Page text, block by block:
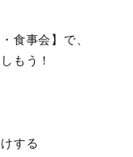
食事会】で、
もう！
する